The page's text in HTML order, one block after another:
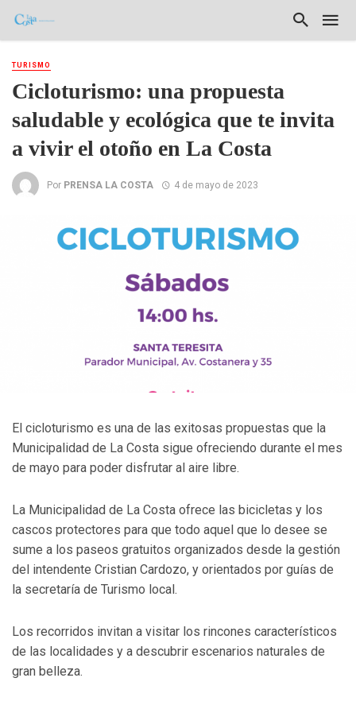
TURISMO
Cicloturismo: una propuesta
saludable y ecológica que te invita
a vivir el otoño en La Costa
Por PRENSA LA COSTA 4 de mayo de 2023
El cicloturismo es una de las exitosas propuestas que la
Municipalidad de La Costa sigue ofreciendo durante el mes
de mayo para poder disfrutar al aire libre.
La Municipalidad de La Costa ofrece las bicicletas y los
cascos protectores para que todo aquel que lo desee se
sume a los paseos gratuitos organizados desde la gestión
del intendente Cristian Cardozo, y orientados por guías de
la secretaría de Turismo local.
Los recorridos invitan a visitar los rincones característicos
de las localidades y a descubrir escenarios naturales de
gran belleza.